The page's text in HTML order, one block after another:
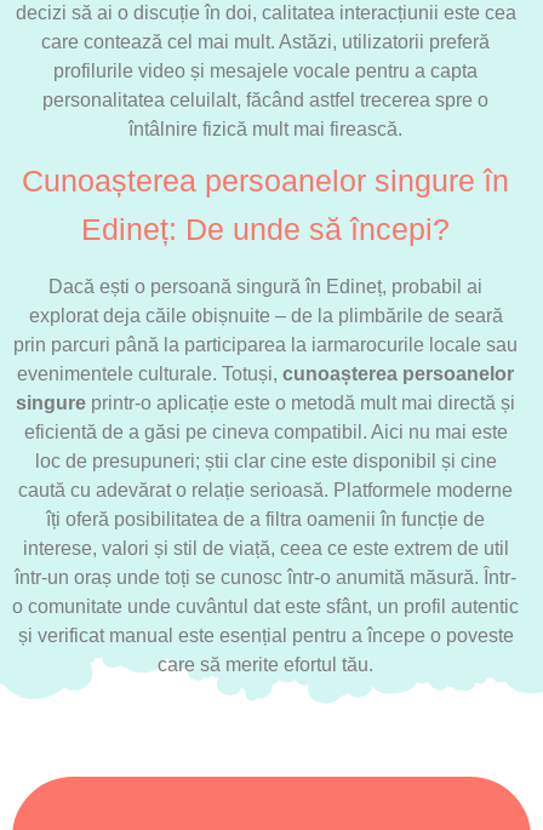
decizi să ai o discuție în doi, calitatea interacțiunii este cea
care contează cel mai mult. Astăzi, utilizatorii preferă
profilurile video și mesajele vocale pentru a capta
personalitatea celuilalt, făcând astfel trecerea spre o
întâlnire fizică mult mai firească.
Cunoașterea persoanelor singure în
Edineț: De unde să începi?
Dacă ești o persoană singură în Edineț, probabil ai
explorat deja căile obișnuite – de la plimbările de seară
prin parcuri până la participarea la iarmarocurile locale sau
evenimentele culturale. Totuși, cunoașterea persoanelor
singure printr-o aplicație este o metodă mult mai directă și
eficientă de a găsi pe cineva compatibil. Aici nu mai este
loc de presupuneri; știi clar cine este disponibil și cine
caută cu adevărat o relație serioasă. Platformele moderne
îți oferă posibilitatea de a filtra oamenii în funcție de
interese, valori și stil de viață, ceea ce este extrem de util
într-un oraș unde toți se cunosc într-o anumită măsură. Într-
o comunitate unde cuvântul dat este sfânt, un profil autentic
și verificat manual este esențial pentru a începe o poveste
care să merite efortul tău.